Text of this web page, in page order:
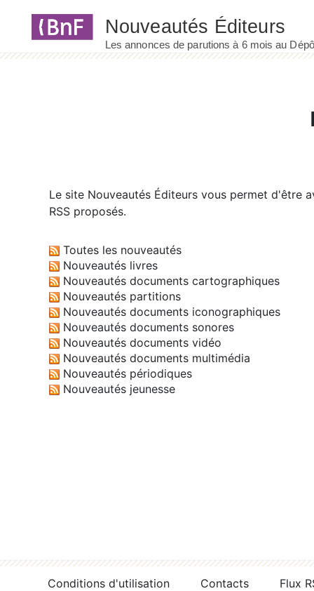
Le site Nouveautés Éditeurs vous permet d'être
RSS proposés.
Toutes les nouveautés
Nouveautés livres
Nouveautés documents cartographiques
Nouveautés partitions
Nouveautés documents iconographiques
Nouveautés documents sonores
Nouveautés documents vidéo
Nouveautés documents multimédia
Nouveautés périodiques
Nouveautés jeunesse
Conditions d'utilisation Contacts
Flux